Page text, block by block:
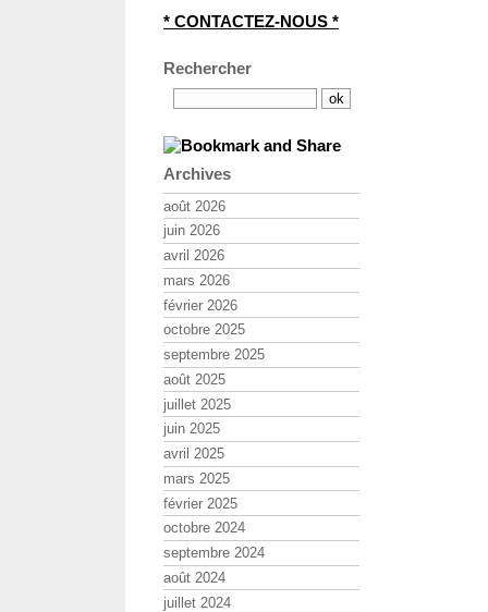
* CONTACTEZ-NOUS *
Rechercher
Archives
août 2026
juin 2026
avril 2026
mars 2026
février 2026
octobre 2025
septembre 2025
août 2025
juillet 2025
juin 2025
avril 2025
mars 2025
février 2025
octobre 2024
septembre 2024
août 2024
juillet 2024